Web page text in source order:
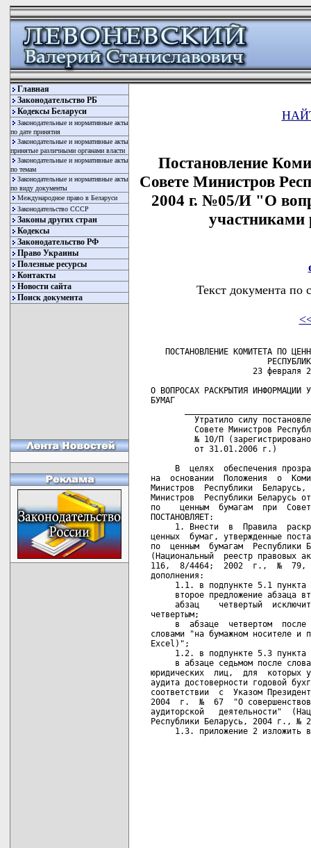
Главная
Законодательство РБ
Кодексы Беларуси
Законодательные и нормативные акты
по дате принятия
Законодательные и нормативные акты
принятые различными органами власти
Законодательные и нормативные акты
по темам
Законодательные и нормативные акты
по виду документы
Международное право в Беларуси
Законодательство СССР
Законы других стран
Кодексы
Законодательство РФ
Право Украины
Полезные ресурсы
Контакты
Новости сайта
Поиск документа
Постановление
Совете Министров
2004 г. №05/И "О
Текст документа по